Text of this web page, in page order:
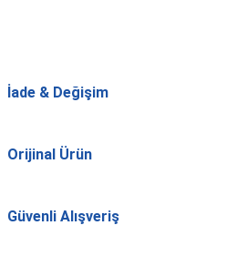
İade & Değişim
Orijinal Ürün
Güvenli Alışveriş